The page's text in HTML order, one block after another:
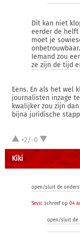
Dit kan niet
eerder de helft
moet je
Iemand zou
ze zijn de tijd
Eens. En als het wel
journalisten inzage
kwalijker zou zijn
bijna juridische
+2/-0
Kiki
open/sluit de
Sevic schreef op 04
open/sluit de